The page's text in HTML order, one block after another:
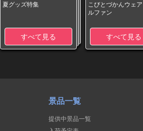
夏グッズ特集
すべて見る
こびとづかんウェ
ルファン
すべて見る
景品一覧
提供中景品一覧